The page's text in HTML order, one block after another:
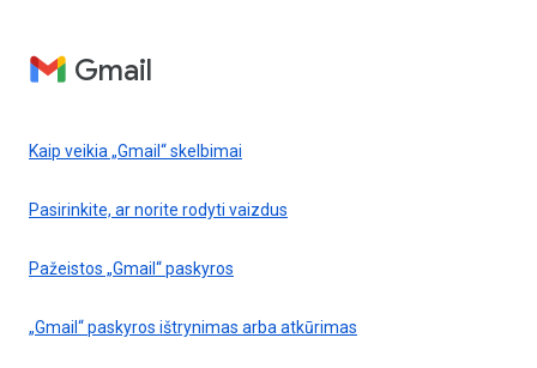
Gmail
Kaip veikia „Gmail“ skelbimai
Pasirinkite, ar norite rodyti vaizdus
Pažeistos „Gmail“ paskyros
„Gmail“ paskyros ištrynimas arba atkūrimas